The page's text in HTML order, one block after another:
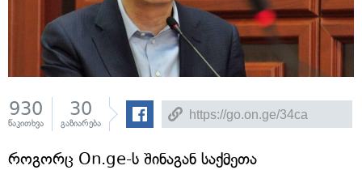
930
წაკითხვა
30
გაზიარება
როგორც On.ge-ს შინაგან საქმეთა